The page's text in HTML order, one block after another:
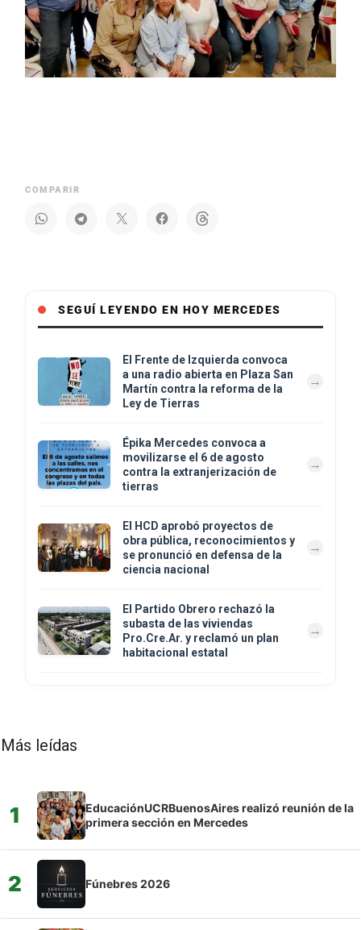
COMPARIR
SEGUÍ LEYENDO EN HOY MERCEDES
El Frente de Izquierda convoca
a una radio abierta en Plaza San
Martín contra la reforma de la
Ley de Tierras
Épika Mercedes convoca a
movilizarse el 6 de agosto
contra la extranjerización de
tierras
El HCD aprobó proyectos de
obra pública, reconocimientos y
se pronunció en defensa de la
ciencia nacional
El Partido Obrero rechazó la
subasta de las viviendas
Pro.Cre.Ar. y reclamó un plan
habitacional estatal
Más leídas
1
EducaciónUCRBuenosAires realizó reunión de la
primera sección en Mercedes
2 Fúnebres 2026